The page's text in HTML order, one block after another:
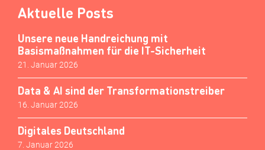
Aktuelle Posts
Unsere neue Handreichung mit
Basismaßnahmen für die IT-Sicherheit
21. Januar 2026
Data & AI sind der Transformationstreiber
16. Januar 2026
Digitales Deutschland
7. Januar 2026